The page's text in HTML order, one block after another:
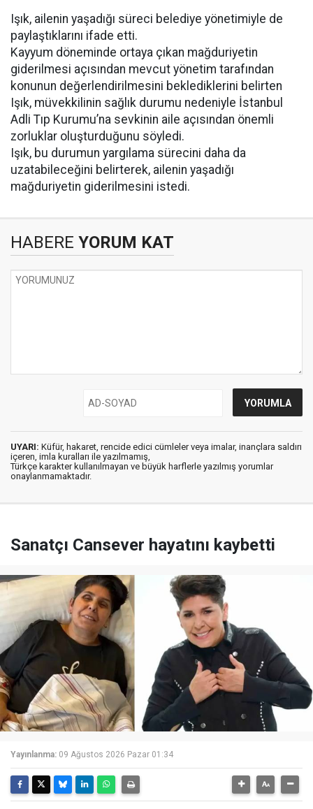
Işık, ailenin yaşadığı süreci belediye yönetimiyle de
paylaştıklarını ifade etti.
Kayyum döneminde ortaya çıkan mağduriyetin
giderilmesi açısından mevcut yönetim tarafından
konunun değerlendirilmesini beklediklerini belirten
Işık, müvekkilinin sağlık durumu nedeniyle İstanbul
Adli Tıp Kurumu’na sevkinin aile açısından önemli
zorluklar oluşturduğunu söyledi.
Işık, bu durumun yargılama sürecini daha da
uzatabileceğini belirterek, ailenin yaşadığı
mağduriyetin giderilmesini istedi.
HABERE YORUM KAT
UYARI: Küfür, hakaret, rencide edici cümleler veya imalar, inançlara saldırı
içeren, imla kuralları ile yazılmamış,
Türkçe karakter kullanılmayan ve büyük harflerle yazılmış yorumlar
onaylanmamaktadır.
Sanatçı Cansever hayatını kaybetti
Yayınlanma: 09 Ağustos 2026 Pazar 01:34